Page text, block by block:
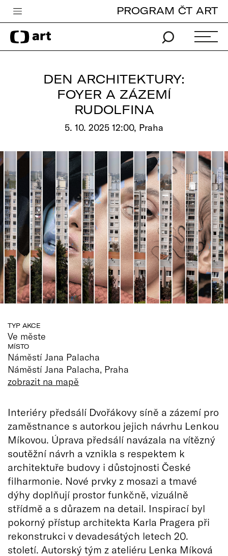
Česká televize
Zpravodajství
edu
Vše o ČT
PROGRAM ČT ART
DEN ARCHITEKTURY:
FOYER A ZÁZEMÍ
RUDOLFINA
5. 10. 2025 12:00, Praha
TYP AKCE
Ve měste
MÍSTO
Náměstí Jana Palacha
Náměstí Jana Palacha, Praha
zobrazit na mapě
Interiéry předsálí Dvořákovy síně a zázemí pro
zaměstnance s autorkou jejich návrhu Lenkou
Míkovou. Úprava předsálí navázala na vítězný
soutěžní návrh a vznikla s respektem k
architektuře budovy i důstojnosti České
filharmonie. Nové prvky z mosazi a tmavé
dýhy doplňují prostor funkčně, vizuálně
střídmě a s důrazem na detail. Inspirací byl
pokorný přístup architekta Karla Pragera při
rekonstrukci v devadesátých letech 20.
století. Autorský tým z ateliéru Lenka Míková